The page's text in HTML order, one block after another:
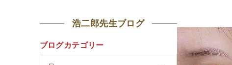
浩二郎先生ブログ
ブログカテゴリー